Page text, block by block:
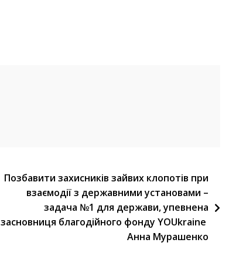
Позбавити захисників зайвих клопотів при
взаємодії з державними установами –
задача №1 для держави, упевнена
засновниця благодійного фонду YOUkraine
Анна Мурашенко